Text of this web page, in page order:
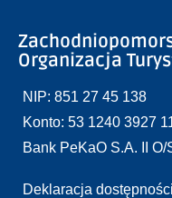
Organizacja
NIP: 851 27 45 138
Konto: 53 1240 3927
Bank PeKaO S.A. II O/
Deklaracja dostępności